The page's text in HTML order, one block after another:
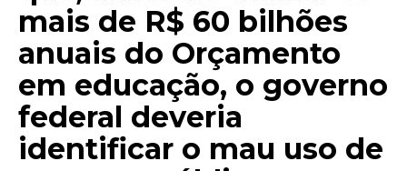
mais de R$ 60 bilhões
anuais do Orçamento
em educação, o governo
federal deveria
identificar o mau uso de